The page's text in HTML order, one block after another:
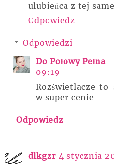
ulubieńca z tej
Odpowiedz
Odpowiedzi
Do Połowy Pełna
09:19
Rozświetlacze to
w super cenie
Odpowiedz
dlkgzr 4 stycznia